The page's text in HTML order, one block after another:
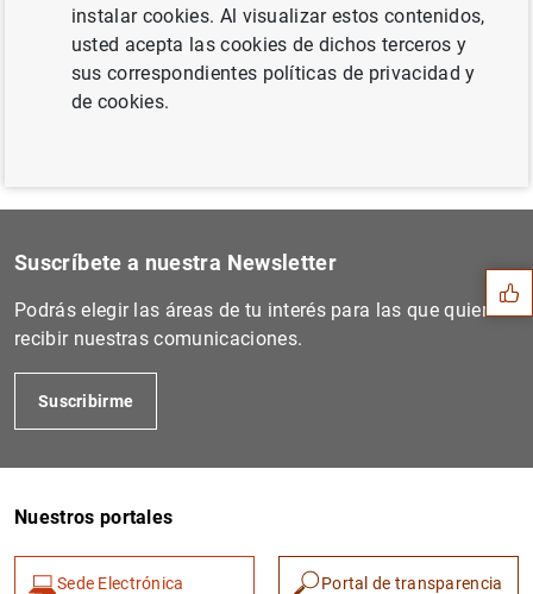
Anterior
Comunicado de la Comisión E...
Sugerencias
Suscríbete a nuestra Newsletter
Podrás elegir las áreas de tu interés para las que quieres
recibir nuestras comunicaciones.
Suscribirme
Nuestros portales
Sede Electrónica Portal de transparencia
instalar cookies. Al visualizar estos contenidos,
usted acepta las cookies de dichos terceros y
sus correspondientes políticas de privacidad y
de cookies.